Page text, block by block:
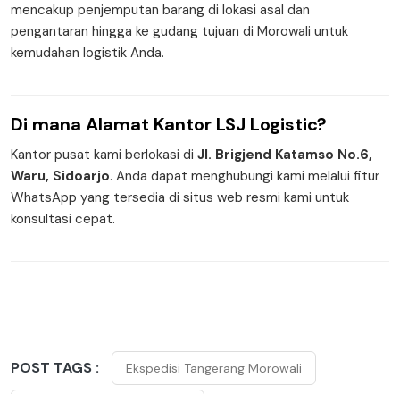
mencakup penjemputan barang di lokasi asal dan
pengantaran hingga ke gudang tujuan di Morowali untuk
kemudahan logistik Anda.
Di mana Alamat Kantor LSJ Logistic?
Kantor pusat kami berlokasi di Jl. Brigjend Katamso No.6,
Waru, Sidoarjo. Anda dapat menghubungi kami melalui fitur
WhatsApp yang tersedia di situs web resmi kami untuk
konsultasi cepat.
POST TAGS : Ekspedisi Tangerang Morowali